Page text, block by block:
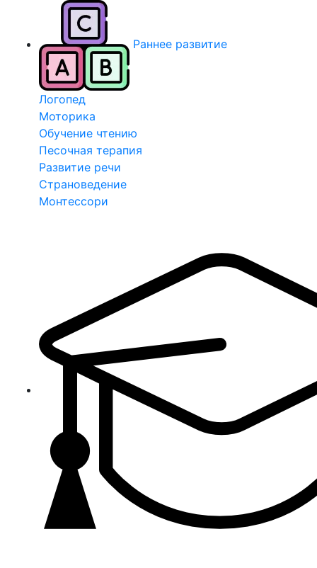
Раннее развитие
Логопед
Моторика
Обучение чтению
Песочная терапия
Развитие речи
Страноведение
Монтессори